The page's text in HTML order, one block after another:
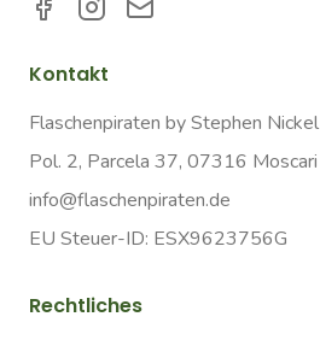
Kontakt
Flaschenpiraten by Stephen Nickel
Pol. 2, Parcela 37, 07316 Moscari
info@flaschenpiraten.de
EU Steuer-ID: ESX9623756G
Rechtliches